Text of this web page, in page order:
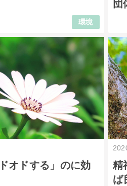
環境
団
オドする」のに効
精
ば